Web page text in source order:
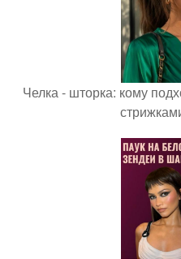
Челка - шторка: кому